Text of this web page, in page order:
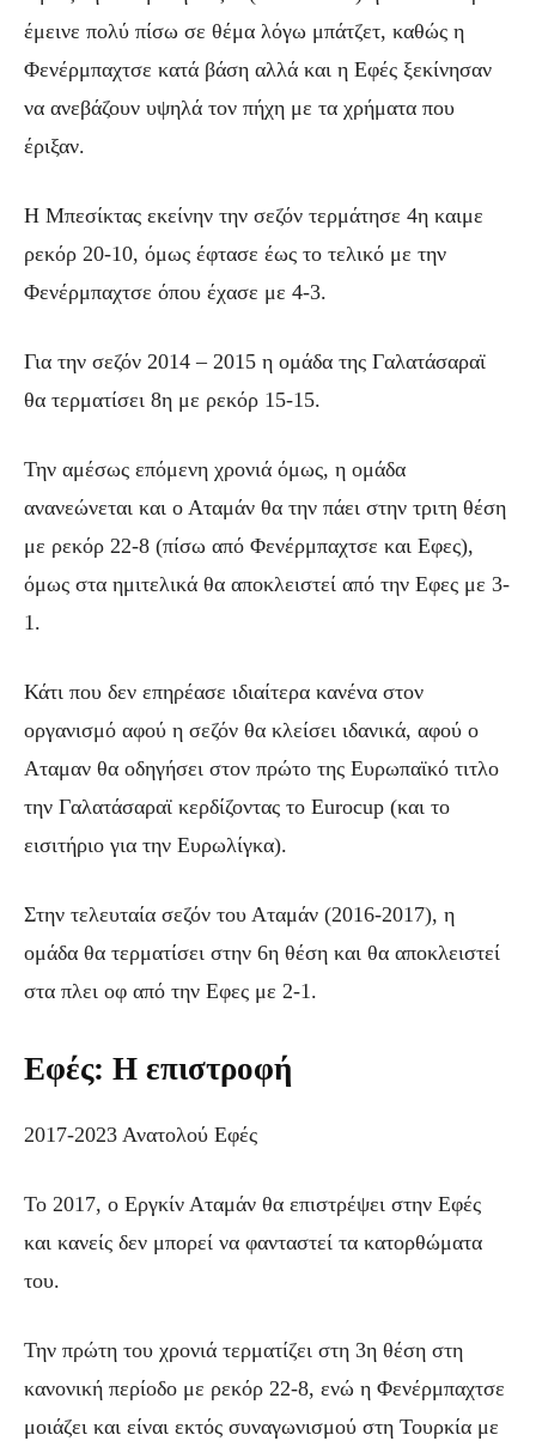
έμεινε πολύ πίσω σε θέμα λόγω μπάτζετ, καθώς η
Φενέρμπαχτσε κατά βάση αλλά και η Εφές ξεκίνησαν
να ανεβάζουν υψηλά τον πήχη με τα χρήματα που
έριξαν.
Η Μπεσίκτας εκείνην την σεζόν τερμάτησε 4η καιμε
ρεκόρ 20-10, όμως έφτασε έως το τελικό με την
Φενέρμπαχτσε όπου έχασε με 4-3.
Για την σεζόν 2014 – 2015 η ομάδα της Γαλατάσαραϊ
θα τερματίσει 8η με ρεκόρ 15-15.
Την αμέσως επόμενη χρονιά όμως, η ομάδα
ανανεώνεται και ο Αταμάν θα την πάει στην τριτη θέση
με ρεκόρ 22-8 (πίσω από Φενέρμπαχτσε και Εφες),
όμως στα ημιτελικά θα αποκλειστεί από την Εφες με 3-
1.
Κάτι που δεν επηρέασε ιδιαίτερα κανένα στον
οργανισμό αφού η σεζόν θα κλείσει ιδανικά, αφού ο
Αταμαν θα οδηγήσει στον πρώτο της Ευρωπαϊκό τιτλο
την Γαλατάσαραϊ κερδίζοντας το Eurocup (και το
εισιτήριο για την Ευρωλίγκα).
Στην τελευταία σεζόν του Αταμάν (2016-2017), η
ομάδα θα τερματίσει στην 6η θέση και θα αποκλειστεί
στα πλει οφ από την Εφες με 2-1.
Εφές: Η επιστροφή
2017-2023 Ανατολού Εφές
Το 2017, ο Εργκίν Αταμάν θα επιστρέψει στην Εφές
και κανείς δεν μπορεί να φανταστεί τα κατορθώματα
του.
Την πρώτη του χρονιά τερματίζει στη 3η θέση στη
κανονική περίοδο με ρεκόρ 22-8, ενώ η Φενέρμπαχτσε
μοιάζει και είναι εκτός συναγωνισμού στη Τουρκία με